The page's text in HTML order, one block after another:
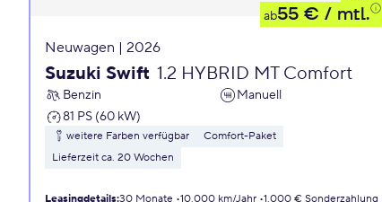
ab55 € / mtl.
Neuwagen | 2026
Suzuki Swift 1.2 HYBRID MT Comfort
Benzin
Manuell
81 PS (60 kW)
weitere Farben verfügbar
Comfort-Paket
Lieferzeit ca. 20 Wochen
Leasingdetails:30 Monate 10.000 km/Jahr 1.000 € Sonderzahlung